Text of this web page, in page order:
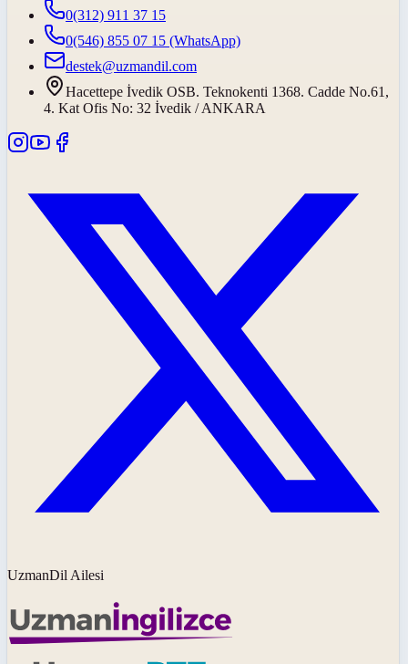
0(312) 911 37 15
0(546) 855 07 15 (WhatsApp)
destek@uzmandil.com
Hacettepe İvedik OSB. Teknokenti 1368. Cadde No.61,
4. Kat Ofis No: 32 İvedik / ANKARA
UzmanDil Ailesi